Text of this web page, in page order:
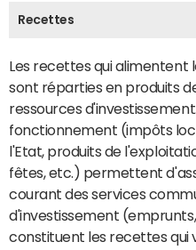
Recettes
Les recettes qui alimentent
sont réparties en produits
ressources
fonctionnement (impôts
l'Etat, produits de
fêtes, etc.) permettent
courant des services
d'investissement
constituent les recettes qui